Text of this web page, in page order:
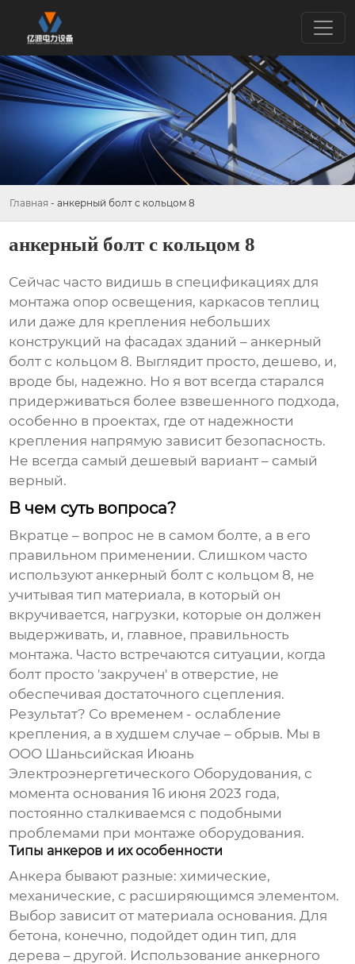
Главная - анкерный болт с кольцом 8
анкерный болт с кольцом 8
Сейчас часто видишь в спецификациях для
монтажа опор освещения, каркасов теплиц
или даже для крепления небольших
конструкций на фасадах зданий – анкерный
болт с кольцом 8. Выглядит просто, дешево, и,
вроде бы, надежно. Но я вот всегда старался
придерживаться более взвешенного подхода,
особенно в проектах, где от надежности
крепления напрямую зависит безопасность.
Не всегда самый дешевый вариант – самый
верный.
В чем суть вопроса?
Вкратце – вопрос не в самом болте, а в его
правильном применении. Слишком часто
используют анкерный болт с кольцом 8, не
учитывая тип материала, в который он
вкручивается, нагрузки, которые он должен
выдерживать, и, главное, правильность
монтажа. Часто встречаются ситуации, когда
болт просто 'закручен' в отверстие, не
обеспечивая достаточного сцепления.
Результат? Со временем - ослабление
крепления, а в худшем случае – обрыв. Мы в
ООО Шаньсийская Июань
Электроэнергетического Оборудования, с
момента основания 16 июня 2023 года,
постоянно сталкиваемся с подобными
проблемами при монтаже оборудования.
Типы анкеров и их особенности
Анкера бывают разные: химические,
механические, с расширяющимся элементом.
Выбор зависит от материала основания. Для
бетона, конечно, подойдет один тип, для
дерева – другой. Использование анкерного